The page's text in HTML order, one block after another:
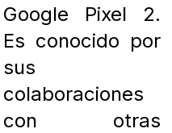
Google Pixel 2.
Es conocido por
sus
colaboraciones
con otras